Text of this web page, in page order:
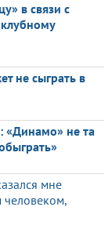
в связи с
не сыграть в
«Динамо» не та
мне